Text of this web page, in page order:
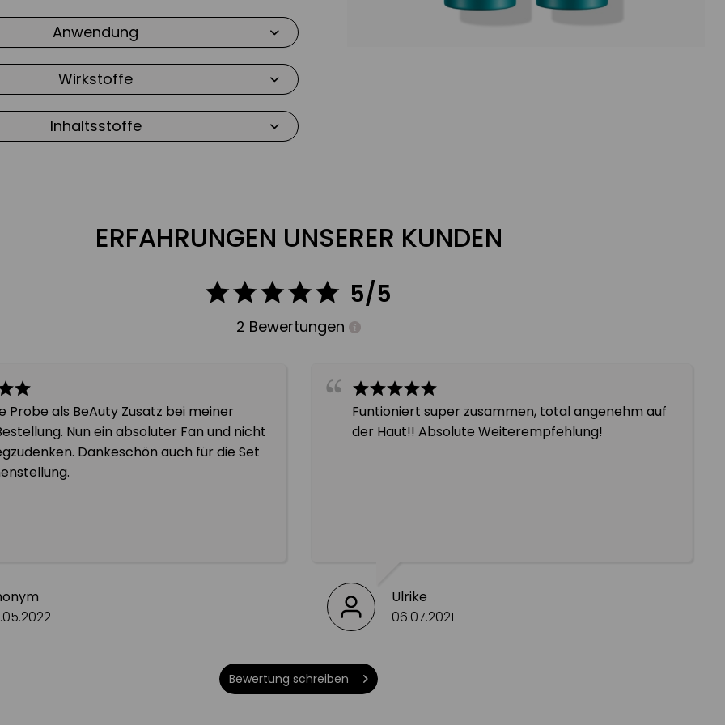
Austrocknen. Zudemregulierensie die
beruhigen die Haut.
ist auch ideal geeignet zur Entfernung von Augen
ist ein porentief gereinigtes Hautbild.
morgens und abends mit kreisenden Bewegungen
des pH-Werts der Haut konzipiert.
. Das enthaltene D-
morgens und / oder abends nach der Reinigung
geben und über Gesicht, Hals und Dekolleté
intensiv
Anwendung
Wirkstoffe
Inhaltsstoffe
ERFAHRUNGEN UNSERER KUNDEN
5/5
2 Bewertungen
Probe als BeAuty Zusatz bei meiner
Nun ein absoluter Fan und nicht
Dankeschön auch für die Set
Funtioniert super zusammen, total angenehm auf
der Haut!! Absolute Weiterempfehlung!
Ulrike
06.07.2021
Bewertung schreiben